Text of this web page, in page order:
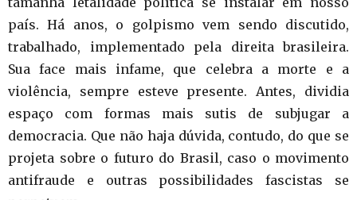
país. Há anos, o golpismo vem sendo discutido,
trabalhado, implementado pela direita brasileira.
Sua face mais infame, que celebra a morte e a
violência, sempre esteve presente. Antes, dividia
espaço com formas mais sutis de subjugar a
democracia. Que não haja dúvida, contudo, do que se
projeta sobre o futuro do Brasil, caso o movimento
antifraude e outras possibilidades fascistas se